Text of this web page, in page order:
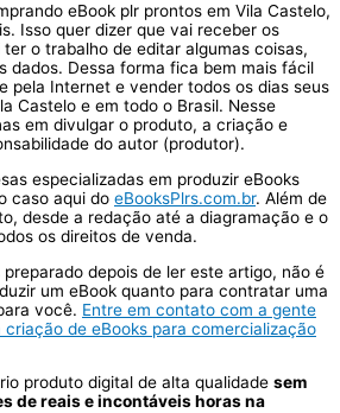
eBook plr prontos em Vila Castelo,
Isso quer dizer que vai receber os
o trabalho de editar algumas coisas,
dados. Dessa forma fica bem mais fácil
pela Internet e vender todos os dias seus
Castelo e em todo o Brasil. Nesse
em divulgar o produto, a criação e
do autor (produtor).
especializadas em produzir eBooks
caso aqui do eBooksPlrs.com.br. Além de
desde a redação até a diagramação e o
os direitos de venda.
depois de ler este artigo, não é
um eBook quanto para contratar uma
você. Entre em contato com a gente
criação de eBooks para comercialização
produto digital de alta qualidade sem
de reais e incontáveis horas na